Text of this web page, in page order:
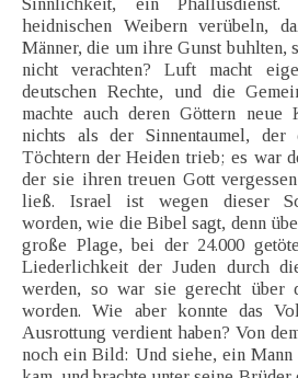
Sinnlichkeit, ein
heidnischen Weibern verübeln,
Männer, die um ihre Gunst buhlten,
nicht verachten? Luft macht
deutschen Rechte, und die
machte auch deren Göttern neue
nichts als der Sinnentaumel,
Töchtern der Heiden trieb; es war
der sie ihren treuen Gott
ließ. Israel ist wegen dieser
worden, wie die Bibel sagt, denn
große Plage, bei der 24.000
Liederlichkeit der Juden durch
werden, so war sie gerecht über
worden. Wie aber konnte das
Ausrottung verdient haben? Von
noch ein Bild: Und siehe, ein